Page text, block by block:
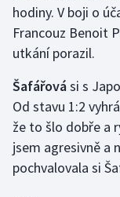
Judo
Krasobruslení
Lezení
Lyže a snowboard
Moderní pětiboj
hodiny. V boji o
Francouz Benoit
utkání porazil.
Šafářovási s
Od stavu 1:2
že to šlo dobře a
jsem agresivně a
pochvalovala si